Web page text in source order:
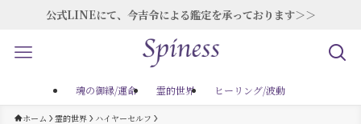
公式LINEにて、今吉令による鑑定を承っております＞＞
魂の御縁/運命 霊的世界 ヒーリング/波動
ホーム 霊的世界 ハイヤーセルフ